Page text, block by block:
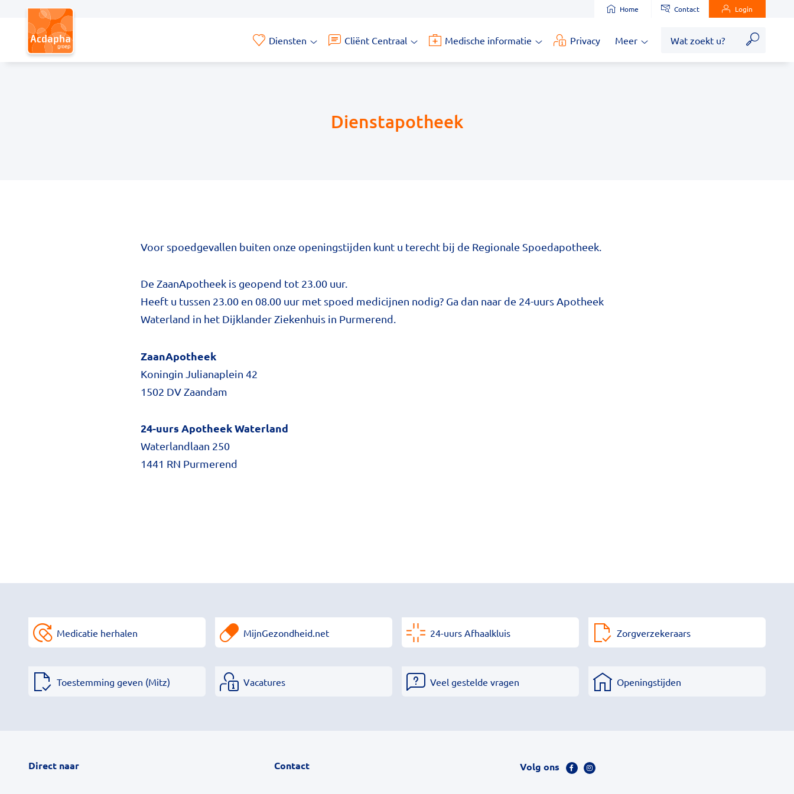
Home Contact Login
Diensten
submenu
Cliënt Centraal
Centraal
Medische informatie
informatie
Privacy
Meer
submenu
Dienstapotheek
Voor spoedgevallen buiten onze openingstijden kunt u terecht bij de Regionale Spoedapotheek.
De ZaanApotheek is geopend tot 23.00 uur.
Heeft u tussen 23.00 en 08.00 uur met spoed medicijnen nodig? Ga dan naar de 24-uurs Apotheek
Waterland in het Dijklander Ziekenhuis in Purmerend.
ZaanApotheek
Koningin Julianaplein 42
1502 DV Zaandam
24-uurs Apotheek Waterland
Waterlandlaan 250
1441 RN Purmerend
Medicatie herhalen MijnGezondheid.net 24-uurs Afhaalkluis Zorgverzekeraars
Toestemming geven (Mitz) Vacatures Veel gestelde vragen Openingstijden
Direct naar Contact Volg ons
BezoekBezoek